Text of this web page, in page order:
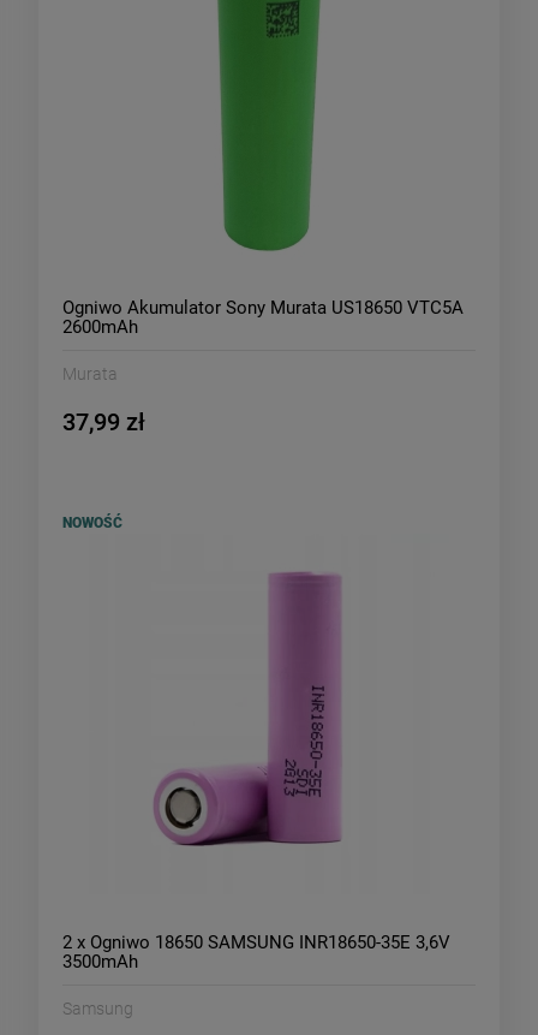
Ogniwo Akumulator Sony Murata US18650 VTC5A
2600mAh
Murata
37,99 zł
2 x Ogniwo 18650 SAMSUNG INR18650-35E 3,6V
3500mAh
Samsung
NOWOŚĆ